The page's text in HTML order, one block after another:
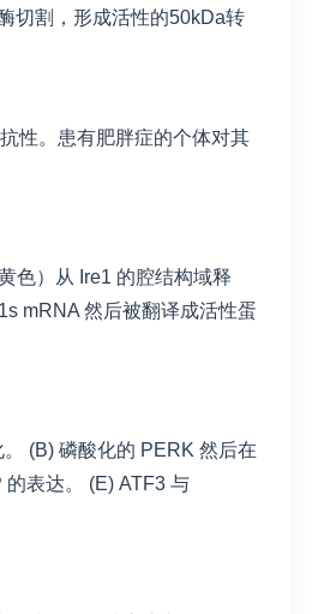
切割，形成活性的50kDa转
性。患有肥胖症的个体对其
色）从 Ire1 的腔结构域释
mRNA 然后被翻译成活性蛋
(B) 磷酸化的 PERK 然后在
表达。 (E) ATF3 与